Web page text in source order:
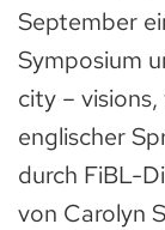
September
Symposium
city –
englischer
durch FiBL-
von Carolyn